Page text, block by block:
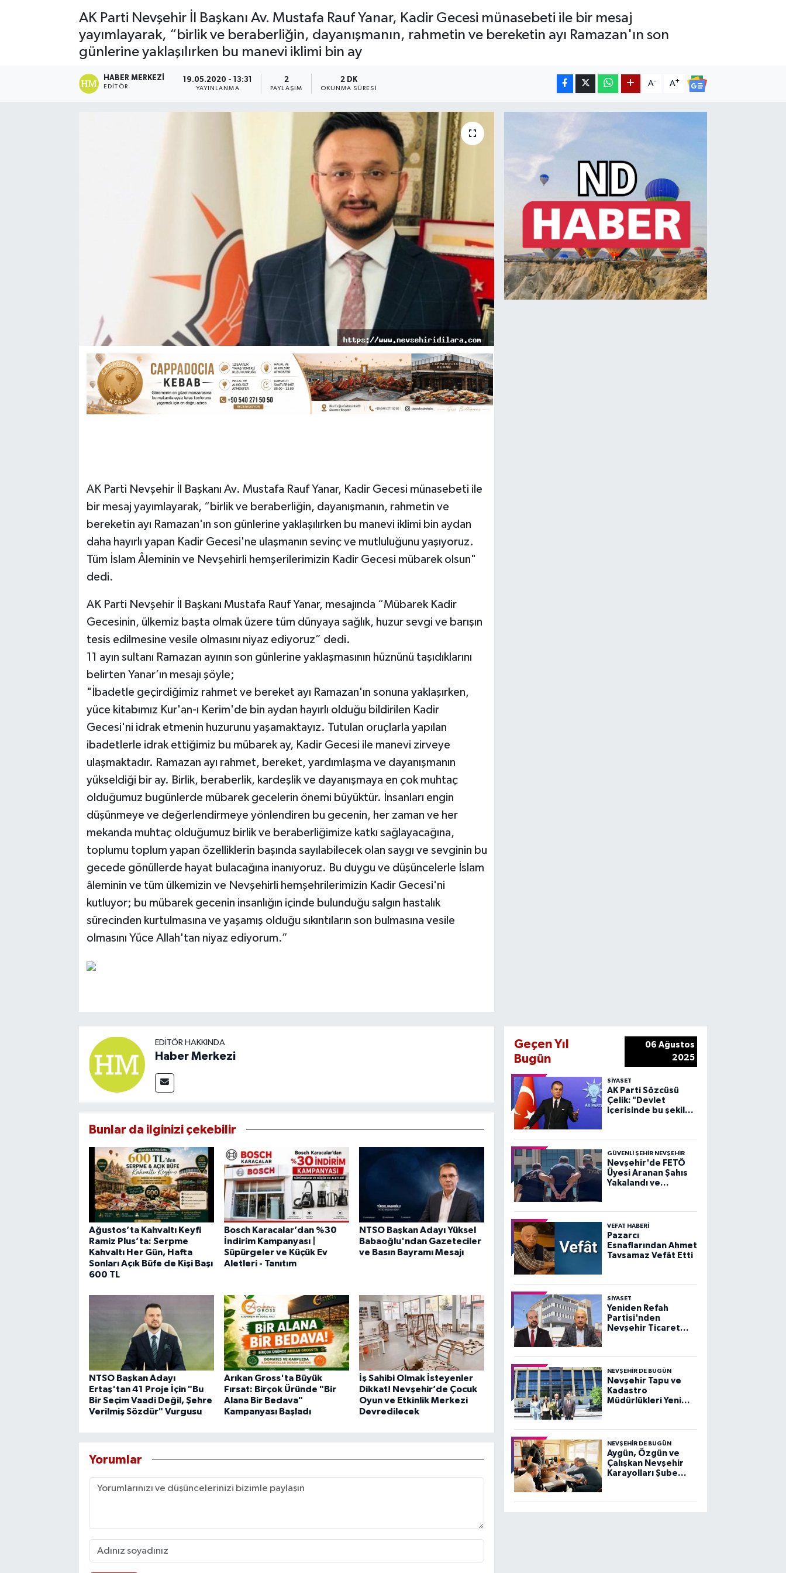
AK Parti Nevşehir İl Başkanı Av. Mustafa Rauf Yanar, Kadir Gecesi münasebeti ile bir mesaj
yayımlayarak, “birlik ve beraberliğin, dayanışmanın, rahmetin ve bereketin ayı Ramazan'ın son
günlerine yaklaşılırken bu manevi iklimi bin ay
HABER MERKEZI
EDITÖR
19.05.2020 - 13:31
YAYINLANMA
2
PAYLAŞIM
2 DK
OKUNMA SÜRESI
A- A+
AK Parti Nevşehir İl Başkanı Av. Mustafa Rauf Yanar, Kadir Gecesi münasebeti ile
bir mesaj yayımlayarak, “birlik ve beraberliğin, dayanışmanın, rahmetin ve
bereketin ayı Ramazan'ın son günlerine yaklaşılırken bu manevi iklimi bin aydan
daha hayırlı yapan Kadir Gecesi'ne ulaşmanın sevinç ve mutluluğunu yaşıyoruz.
Tüm İslam Âleminin ve Nevşehirli hemşerilerimizin Kadir Gecesi mübarek olsun"
dedi.
AK Parti Nevşehir İl Başkanı Mustafa Rauf Yanar, mesajında “Mübarek Kadir
Gecesinin, ülkemiz başta olmak üzere tüm dünyaya sağlık, huzur sevgi ve barışın
tesis edilmesine vesile olmasını niyaz ediyoruz” dedi.
11 ayın sultanı Ramazan ayının son günlerine yaklaşmasının hüznünü taşıdıklarını
belirten Yanar’ın mesajı şöyle;
"İbadetle geçirdiğimiz rahmet ve bereket ayı Ramazan'ın sonuna yaklaşırken,
yüce kitabımız Kur'an-ı Kerim'de bin aydan hayırlı olduğu bildirilen Kadir
Gecesi'ni idrak etmenin huzurunu yaşamaktayız. Tutulan oruçlarla yapılan
ibadetlerle idrak ettiğimiz bu mübarek ay, Kadir Gecesi ile manevi zirveye
ulaşmaktadır. Ramazan ayı rahmet, bereket, yardımlaşma ve dayanışmanın
yükseldiği bir ay. Birlik, beraberlik, kardeşlik ve dayanışmaya en çok muhtaç
olduğumuz bugünlerde mübarek gecelerin önemi büyüktür. İnsanları engin
düşünmeye ve değerlendirmeye yönlendiren bu gecenin, her zaman ve her
mekanda muhtaç olduğumuz birlik ve beraberliğimize katkı sağlayacağına,
toplumu toplum yapan özelliklerin başında sayılabilecek olan saygı ve sevginin bu
gecede gönüllerde hayat bulacağına inanıyoruz. Bu duygu ve düşüncelerle İslam
âleminin ve tüm ülkemizin ve Nevşehirli hemşehrilerimizin Kadir Gecesi'ni
kutluyor; bu mübarek gecenin insanlığın içinde bulunduğu salgın hastalık
sürecinden kurtulmasına ve yaşamış olduğu sıkıntıların son bulmasına vesile
olmasını Yüce Allah'tan niyaz ediyorum.”
EDITÖR HAKKINDA
Haber Merkezi
Bunlar da ilginizi çekebilir
Ağustos’ta Kahvaltı Keyfi
Ramiz Plus’ta: Serpme
Kahvaltı Her Gün, Hafta
Sonları Açık Büfe de Kişi Başı
600 TL
Bosch Karacalar’dan %30
İndirim Kampanyası |
Süpürgeler ve Küçük Ev
Aletleri - Tanıtım
NTSO Başkan Adayı Yüksel
Babaoğlu'ndan Gazeteciler
ve Basın Bayramı Mesajı
NTSO Başkan Adayı
Ertaş'tan 41 Proje İçin "Bu
Bir Seçim Vaadi Değil, Şehre
Verilmiş Sözdür" Vurgusu
Arıkan Gross'ta Büyük
Fırsat: Birçok Üründe "Bir
Alana Bir Bedava"
Kampanyası Başladı
İş Sahibi Olmak İsteyenler
Dikkat! Nevşehir’de Çocuk
Oyun ve Etkinlik Merkezi
Devredilecek
Yorumlar
Geçen Yıl
Bugün
06 Ağustos
2025
SIYASET
AK Parti Sözcüsü
Çelik: "Devlet
içerisinde bu şekilde
varsa devletten
söküp atacağız"
GÜVENLI ŞEHIR NEVŞEHIR
Nevşehir'de FETÖ
Üyesi Aranan Şahıs
Yakalandı ve
VEFAT HABERI
Pazarcı
Esnaflarından Ahmet
Tavsamaz Vefât Etti
SIYASET
Yeniden Refah
Partisi'nden
Nevşehir Ticaret
NEVŞEHIR DE BUGÜN
Nevşehir Tapu ve
Kadastro
Müdürlükleri Yeni
Başladı
NEVŞEHIR DE BUGÜN
Aygün, Özgün ve
Çalışkan Nevşehir
Karayolları Şube